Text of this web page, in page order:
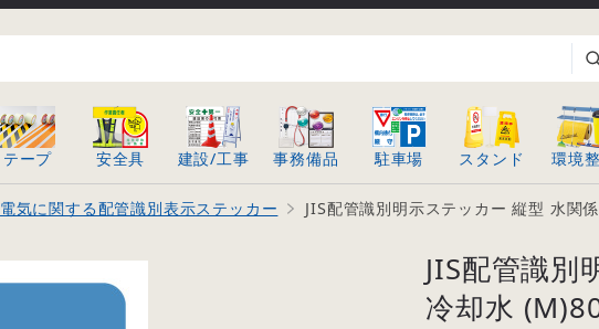
テープ 安全具 建設/工事 事務備品 駐車場 スタンド 環境
電気に関する配管識別表示ステッカー JIS配管識別明示ステッカー 縦型 水
JIS配管識別
冷却水